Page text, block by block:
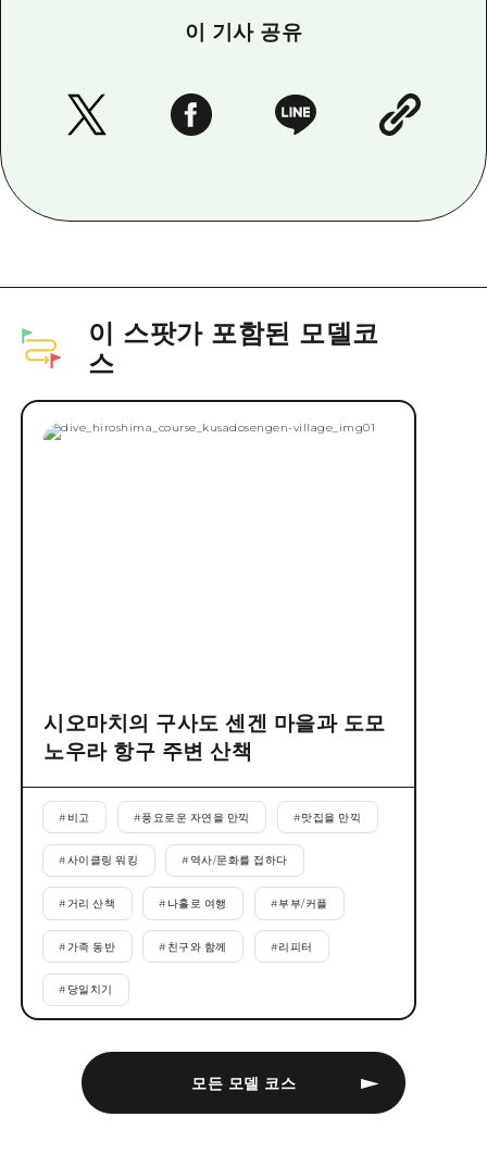
이 기사 공유
이 스팟가 포함된 모델코
스
모든 모델 코스
시오마치의 구사도 센겐 마을과 도모
노우라 항구 주변 산책
# 비고 #풍요로운 자연을 만끽 #맛집을 만끽
#사이클링 워킹 # 역사/문화를 접하다
# 거리 산책 # 나홀로 여행 #부부/커플
# 가족 동반 # 친구와 함께 #리피터
# 당일치기